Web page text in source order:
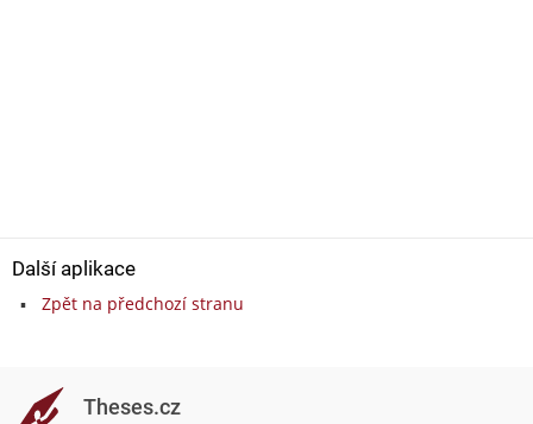
Další aplikace
Zpět na předchozí stranu
Theses.cz